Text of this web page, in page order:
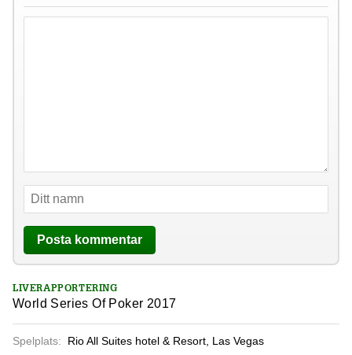
LIVERAPPORTERING
World Series Of Poker 2017
Spelplats:
Rio All Suites hotel & Resort, Las Vegas